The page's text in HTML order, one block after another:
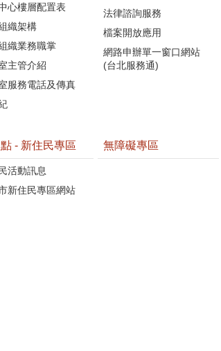
心樓層配置表
織架構
織業務職掌
主管介紹
服務電話及傳真
法律諮詢服務
檔案開放應用
網路申辦單一窗口網站
(台北服務通)
- 新住民專區
活動訊息
新住民專區網站
無障礙專區